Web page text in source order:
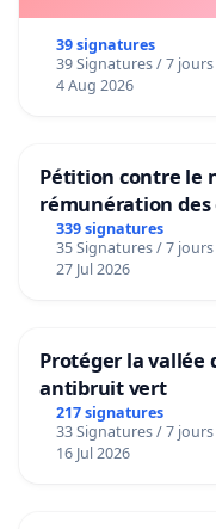
39 signatures
39 Signatures / 7 jours
4 Aug 2026
Pétition contre le
rémunération des
granum basé sur
339 signatures
35 Signatures / 7 jours
27 Jul 2026
Protéger la vallée
antibruit vert
217 signatures
33 Signatures / 7 jours
16 Jul 2026